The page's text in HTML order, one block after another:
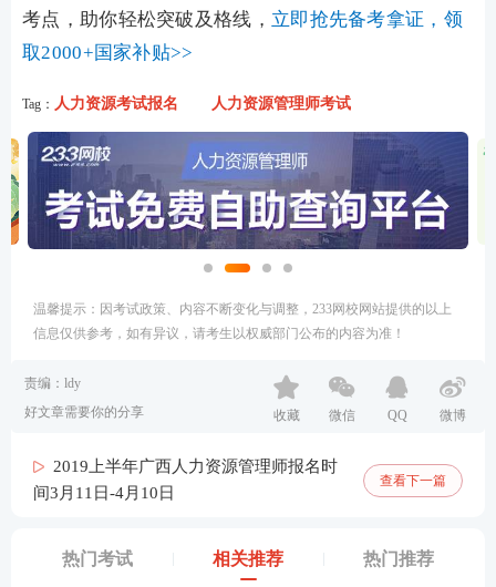
考点，助你轻松突破及格线， 立即抢先备考拿证，领
取2000+国家补贴>>
Tag： 人力资源考试报名 人力资源管理师考试
温馨提示：因考试政策、内容不断变化与调整，233网校网站提供的以上
信息仅供参考，如有异议，请考生以权威部门公布的内容为准！
责编：ldy
好文章需要你的分享
收藏 微信 QQ 微博
2019上半年广西人力资源管理师报名时
间3月11日-4月10日
查看下一篇
热门考试 相关推荐 热门推荐